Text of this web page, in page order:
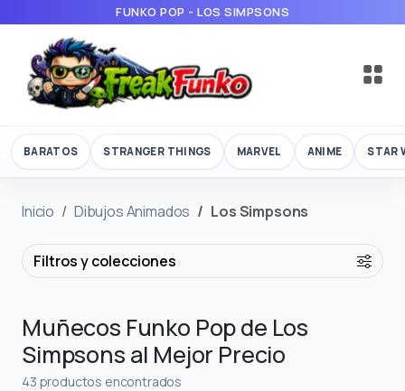
FUNKO POP - LOS SIMPSONS
BARATOS STRANGER THINGS MARVEL ANIME STAR
Inicio Dibujos Animados Los Simpsons
Filtros y colecciones
Muñecos Funko Pop de Los
Simpsons al Mejor Precio
43 productos encontrados